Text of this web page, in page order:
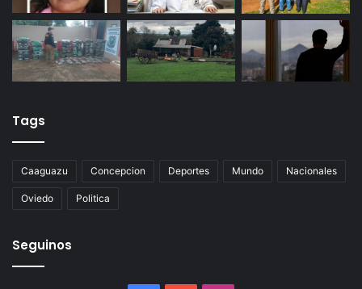
Tags
Caaguazu Concepcion Deportes Mundo Nacionales
Oviedo Politica
Seguinos